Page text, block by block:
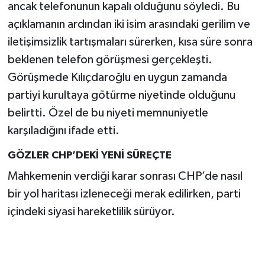
ancak telefonunun kapalı olduğunu söyledi. Bu
açıklamanın ardından iki isim arasındaki gerilim ve
iletişimsizlik tartışmaları sürerken, kısa süre sonra
beklenen telefon görüşmesi gerçekleşti.
Görüşmede Kılıçdaroğlu en uygun zamanda
partiyi kurultaya götürme niyetinde olduğunu
belirtti. Özel de bu niyeti memnuniyetle
karşıladığını ifade etti.
GÖZLER CHP’DEKİ YENİ SÜREÇTE
Mahkemenin verdiği karar sonrası CHP’de nasıl
bir yol haritası izleneceği merak edilirken, parti
içindeki siyasi hareketlilik sürüyor.